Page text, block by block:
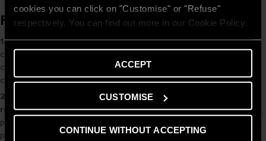
cookies you can click on "Customise" or "Refuse"
respectively. You can find out more in our Cookie Policy.
ACCEPT
CUSTOMISE
CONTINUE WITHOUT ACCEPTING
FAQ – Najczęściej zadawane pytania
1. Jak działają pompy ciepła?Odpowiedź: Pompy ciepła przenoszą
ciepło z zewnątrz do wnętrza budynku lub odwrotnie, wykorzystując
cykl parowania i skraplania czynnika chłodniczego do ogrzewania lub
chłodzenia.
2. Dlaczego pompy ciepła uważane są za ekologiczne
rozwiązanie?Odpowiedź: Pompy ciepła są uważane za ekologiczne,
ponieważ korzystają z odnawialnych źródeł energii, takich jak
powietrze, woda czy gleba i nie emitują spalin, ani innych substancji